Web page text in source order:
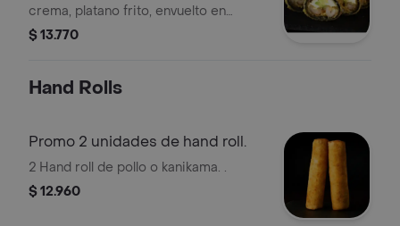
crema, platano frito, envuelto en
panko.
$ 13.770
Hand Rolls
Promo 2 unidades de hand roll.
2 Hand roll de pollo o kanikama. .
$ 12.960